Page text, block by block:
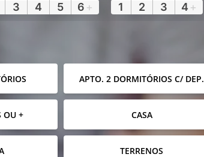
3 4 5 6 + 1 2 3 4 +
APTO. 2 DORMITÓRIOS C/ DEP.
OU + CASA
TERRENOS